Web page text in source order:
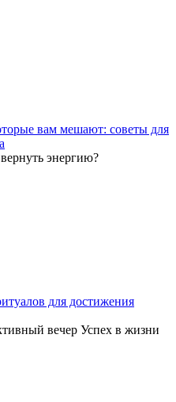
вам мешают: советы для
энергию?
для достижения
вечер Успех в жизни